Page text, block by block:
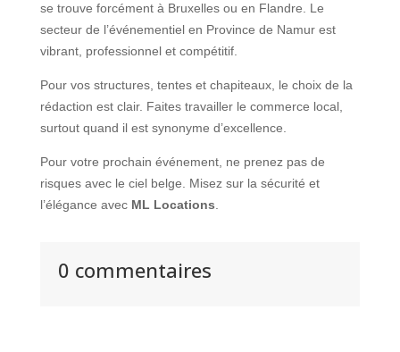
se trouve forcément à Bruxelles ou en Flandre. Le
secteur de l’événementiel en Province de Namur est
vibrant, professionnel et compétitif.
Pour vos structures, tentes et chapiteaux, le choix de la
rédaction est clair. Faites travailler le commerce local,
surtout quand il est synonyme d’excellence.
Pour votre prochain événement, ne prenez pas de
risques avec le ciel belge. Misez sur la sécurité et
l’élégance avec ML Locations.
0 commentaires